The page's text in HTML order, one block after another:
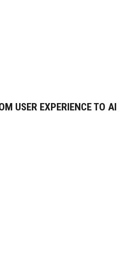
USER EXPERIENCE TO AI